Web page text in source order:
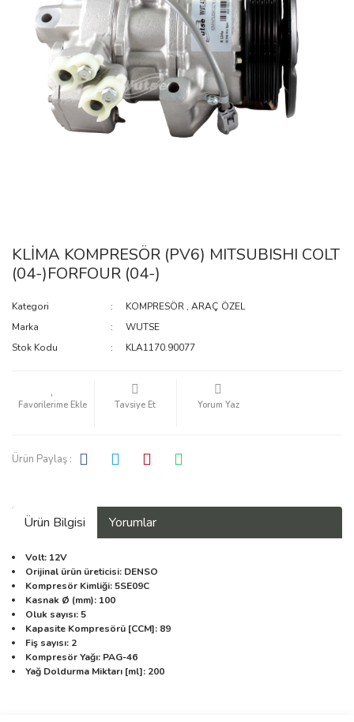
KLİMA KOMPRESÖR (PV6) MITSUBISHI COLT
(04-)FORFOUR (04-)
Kategori KOMPRESÖR ,ARAÇ ÖZEL
Marka
WUTSE
Stok Kodu
KLA1170.90077
Tavsiye Et Yorum Yaz
Ürün Paylaş :
Ürün Bilgisi Yorumlar
Volt: 12V
Orijinal ürün üreticisi: DENSO
Kompresör Kimliği: 5SE09C
Kasnak Ø (mm): 100
Oluk sayısı: 5
Kapasite Kompresörü [CCM]: 89
Fiş sayısı: 2
Kompresör Yağı: PAG-46
Yağ Doldurma Miktarı [ml]: 200